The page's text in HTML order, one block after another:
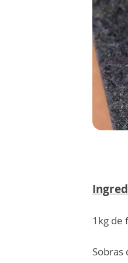
1kg de
Sobras